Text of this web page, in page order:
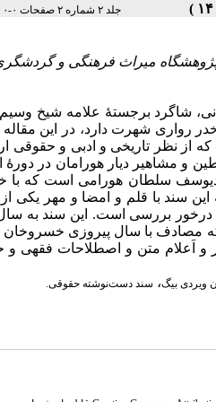
جلد ۲ شماره ۲ صفحات ۰-۰
میراث فرهنگی و
شهیر هورامانی، شاگرد برجستۀ علامه
رواری شهرت دارد، در این
از نظر تاریخی و ادبی و حقوقی
دیار هورامان در دورۀ
سلطان هورامی است که با
این سند با قلم و امضا و مهر یکی
مصادف با سال پیروزی خسروخان
و اَعلام متن و اصطلاحات
ویردی بیگ، سند دست‌نوشته حقوقی.